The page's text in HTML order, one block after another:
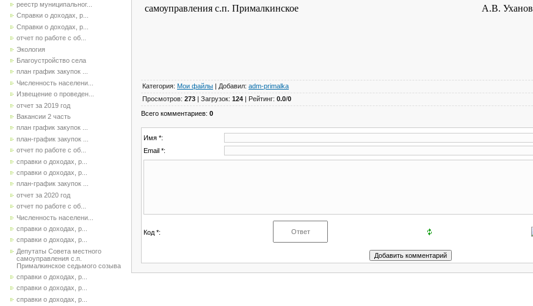
реестр муниципальног...
Справки о доходах, р...
Справки о доходах, р...
отчет по работе с об...
Экология
Благоустройство села
план график закупок ...
Численность населени...
Извещение о проведен...
отчет за 2019 год
Вакансии 2 часть
план график закупок ...
план-график закупок ...
отчет по работе с об...
справки о доходах, р...
справки о доходах, р...
план-график закупок ...
отчет за 2020 год
отчет по работе с об...
Численность населени...
справки о доходах, р...
справки о доходах, р...
Депутаты Совета местного
самоуправления с.п.
Прималкинское седьмого созыва
справки о доходах, р...
справки о доходах, р...
справки о доходах, р...
самоуправления с.п. Прималкинское А.В. Уханов
Категория: Мои файлы | Добавил: adm-primalka
Просмотров: 273 | Загрузок: 124 | Рейтинг: 0.0/0
Всего комментариев: 0
Имя *:
Email *:
Код *: